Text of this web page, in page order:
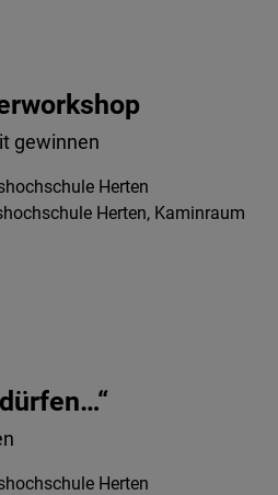
gewinnen
Herten
Herten, Kaminraum
Herten